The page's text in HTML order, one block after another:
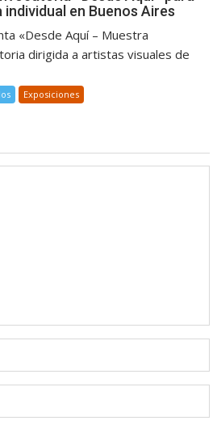
en Buenos Aires
«Desde Aquí – Muestra
dirigida a artistas visuales de
Exposiciones